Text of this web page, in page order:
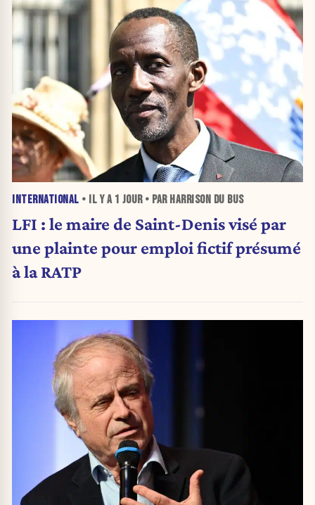
INTERNATIONAL • IL Y A 1 JOUR• PAR HARRISON DU BUS
LFI : le maire de Saint-Denis visé par
une plainte pour emploi fictif présumé
à la RATP